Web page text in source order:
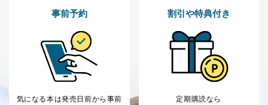
事前予約
気になる本は発売日前から事前
割引や特典付き
定期購読なら